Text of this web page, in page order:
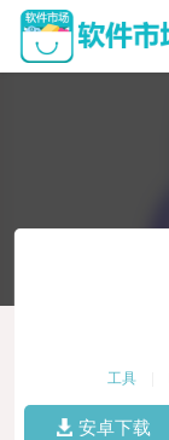
工具
安卓下载